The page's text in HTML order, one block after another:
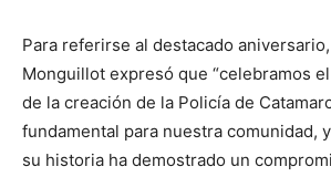
Para referirse al destacado
Monguillot expresó que “celebramos
de la creación de la Policía de
fundamental para nuestra comunidad,
su historia ha demostrado un